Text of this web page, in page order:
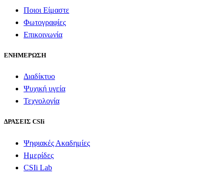
Ποιοι Είμαστε
Φωτογραφίες
Επικοινωνία
ΕΝΗΜΕΡΩΣΗ
Διαδίκτυο
Ψυχική υγεία
Τεχνολογία
ΔΡΑΣΕΙΣ CSIi
Ψηφιακές Ακαδημίες
Ημερίδες
CSIi Lab